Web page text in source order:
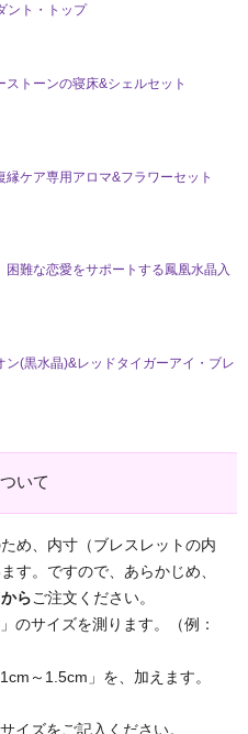
ント・トップ
ストーンの寝床&シェルセット
縁ケア専用アロマ&フラワーセット
困難な恋愛をサポートする鳳凰水晶入
ン(黒水晶)&レッドタイガーアイ・ブレ
いて
め、内寸（ブレスレットの内
す。ですので、あらかじめ、
ら ご注文ください。
のサイズを測ります。（例：
～1.5cm」を、加えます。
イズをご記入ください。